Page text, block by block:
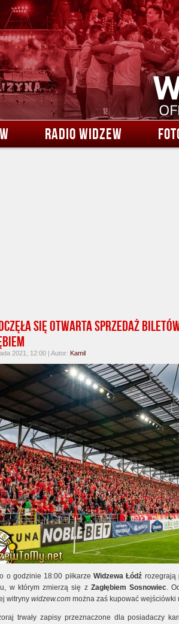
RADIO WIDZEW
się otwarta sprzedaż
2021, 12:00 | Autor: Kamil
o godzinie 18:00 piłkarze Widzewa Łódź rozegrają
w którym zmierzą się z Zagłębiem Sosnowiec.
witryny widzew.com można zaś kupować wejściówki
trwały zapisy przeznaczone dla posiadaczy